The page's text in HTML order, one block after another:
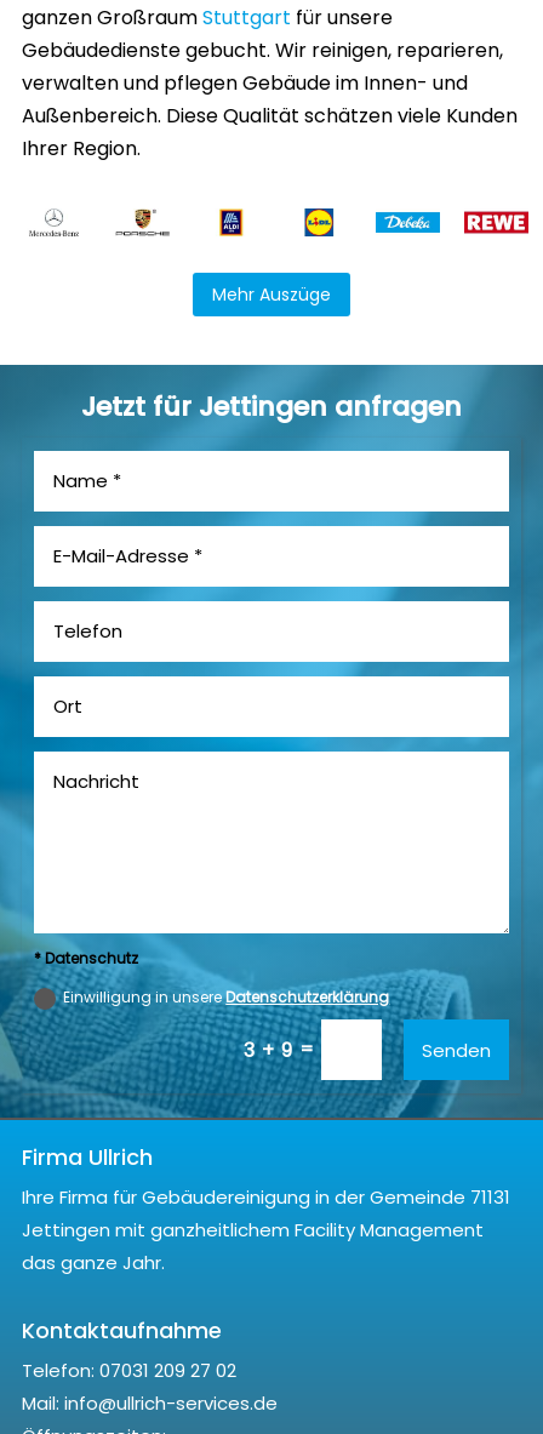
ganzen GroßraumStuttgart für unsere
Gebäudedienste gebucht. Wir reinigen, reparieren,
verwalten und pflegen Gebäude im Innen- und
Außenbereich. Diese Qualität schätzen viele Kunden
Ihrer Region.
Mehr Auszüge
Jetzt für Jettingen anfragen
* Datenschutz
Einwilligung in unsereDatenschutzerklärung
3 + 9= Senden
Firma Ullrich
Ihre Firma für Gebäudereinigung in der Gemeinde 71131
Jettingen mit ganzheitlichem Facility Management
das ganze Jahr.
Kontaktaufnahme
Telefon: 07031 209 27 02
Mail: info@ullrich-services.de